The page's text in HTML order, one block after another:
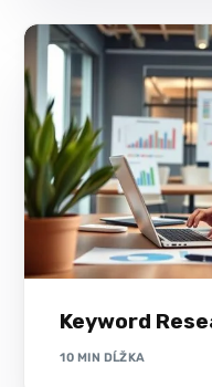
Keyword
10 MIN DĹŽKA